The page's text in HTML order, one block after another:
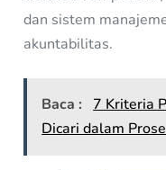
dan sistem
akuntabilitas.
Baca :
7 Kriteria
Dicari dalam